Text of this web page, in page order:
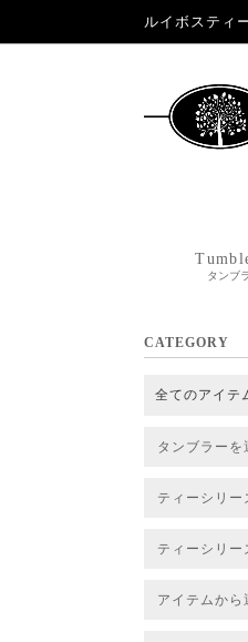
ルイボスティ
タンブ
CATEGORY
全てのアイテ
タンブラーを
ティーシリー
ティーシリー
アイテムから